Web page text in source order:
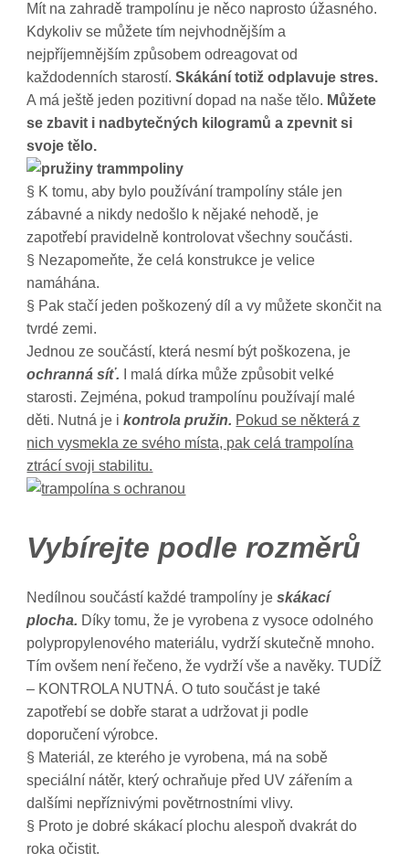
Mít na zahradě trampolínu je něco naprosto úžasného.
Kdykoliv se můžete tím nejvhodnějším a
nejpříjemnějším způsobem odreagovat od
každodenních starostí.Skákání totiž odplavuje stres.
A má ještě jeden pozitivní dopad na naše tělo. Můžete
se zbavit i nadbytečných kilogramů a zpevnit si
svoje tělo.
§ K tomu, aby bylo používání trampolíny stále jen
zábavné a nikdy nedošlo k nějaké nehodě, je
zapotřebí pravidelně kontrolovat všechny součásti.
§ Nezapomeňte, že celá konstrukce je velice
namáhána.
§ Pak stačí jeden poškozený díl a vy můžete skončit na
tvrdé zemi.
Jednou ze součástí, která nesmí být poškozena, je
ochranná síť. I malá dírka může způsobit velké
starosti. Zejména, pokud trampolínu používají malé
děti. Nutná je ikontrola pružin. Pokud se některá z
nich vysmekla ze svého místa, pak celá trampolína
ztrácí svoji stabilitu.
Vybírejte podle rozměrů
Nedílnou součástí každé trampolíny jeskákací
plocha. Díky tomu, že je vyrobena z vysoce odolného
polypropylenového materiálu, vydrží skutečně mnoho.
Tím ovšem není řečeno, že vydrží vše a navěky. TUDÍŽ
– KONTROLA NUTNÁ. O tuto součást je také
zapotřebí se dobře starat a udržovat ji podle
doporučení výrobce.
§ Materiál, ze kterého je vyrobena, má na sobě
speciální nátěr, který ochraňuje před UV zářením a
dalšími nepříznivými povětrnostními vlivy.
§ Proto je dobré skákací plochu alespoň dvakrát do
roka očistit.